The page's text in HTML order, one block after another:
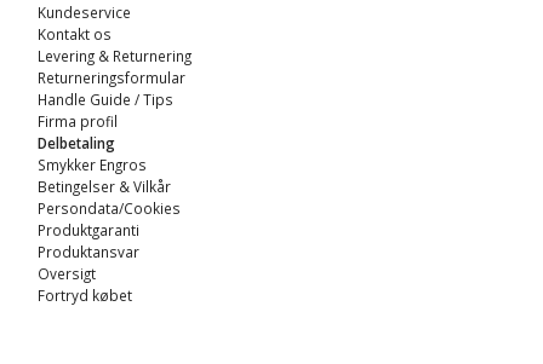
Kundeservice
Kontakt os
Levering & Returnering
Returneringsformular
Handle Guide / Tips
Firma profil
Delbetaling
Smykker Engros
Betingelser & Vilkår
Persondata/Cookies
Produktgaranti
Produktansvar
Oversigt
Fortryd købet